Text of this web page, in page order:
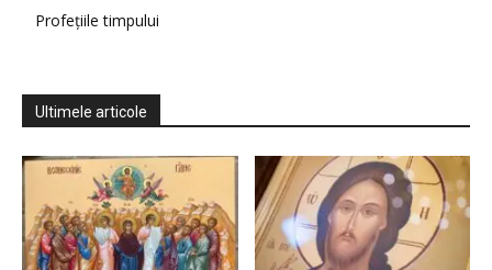
Profețiile timpului
Ultimele articole